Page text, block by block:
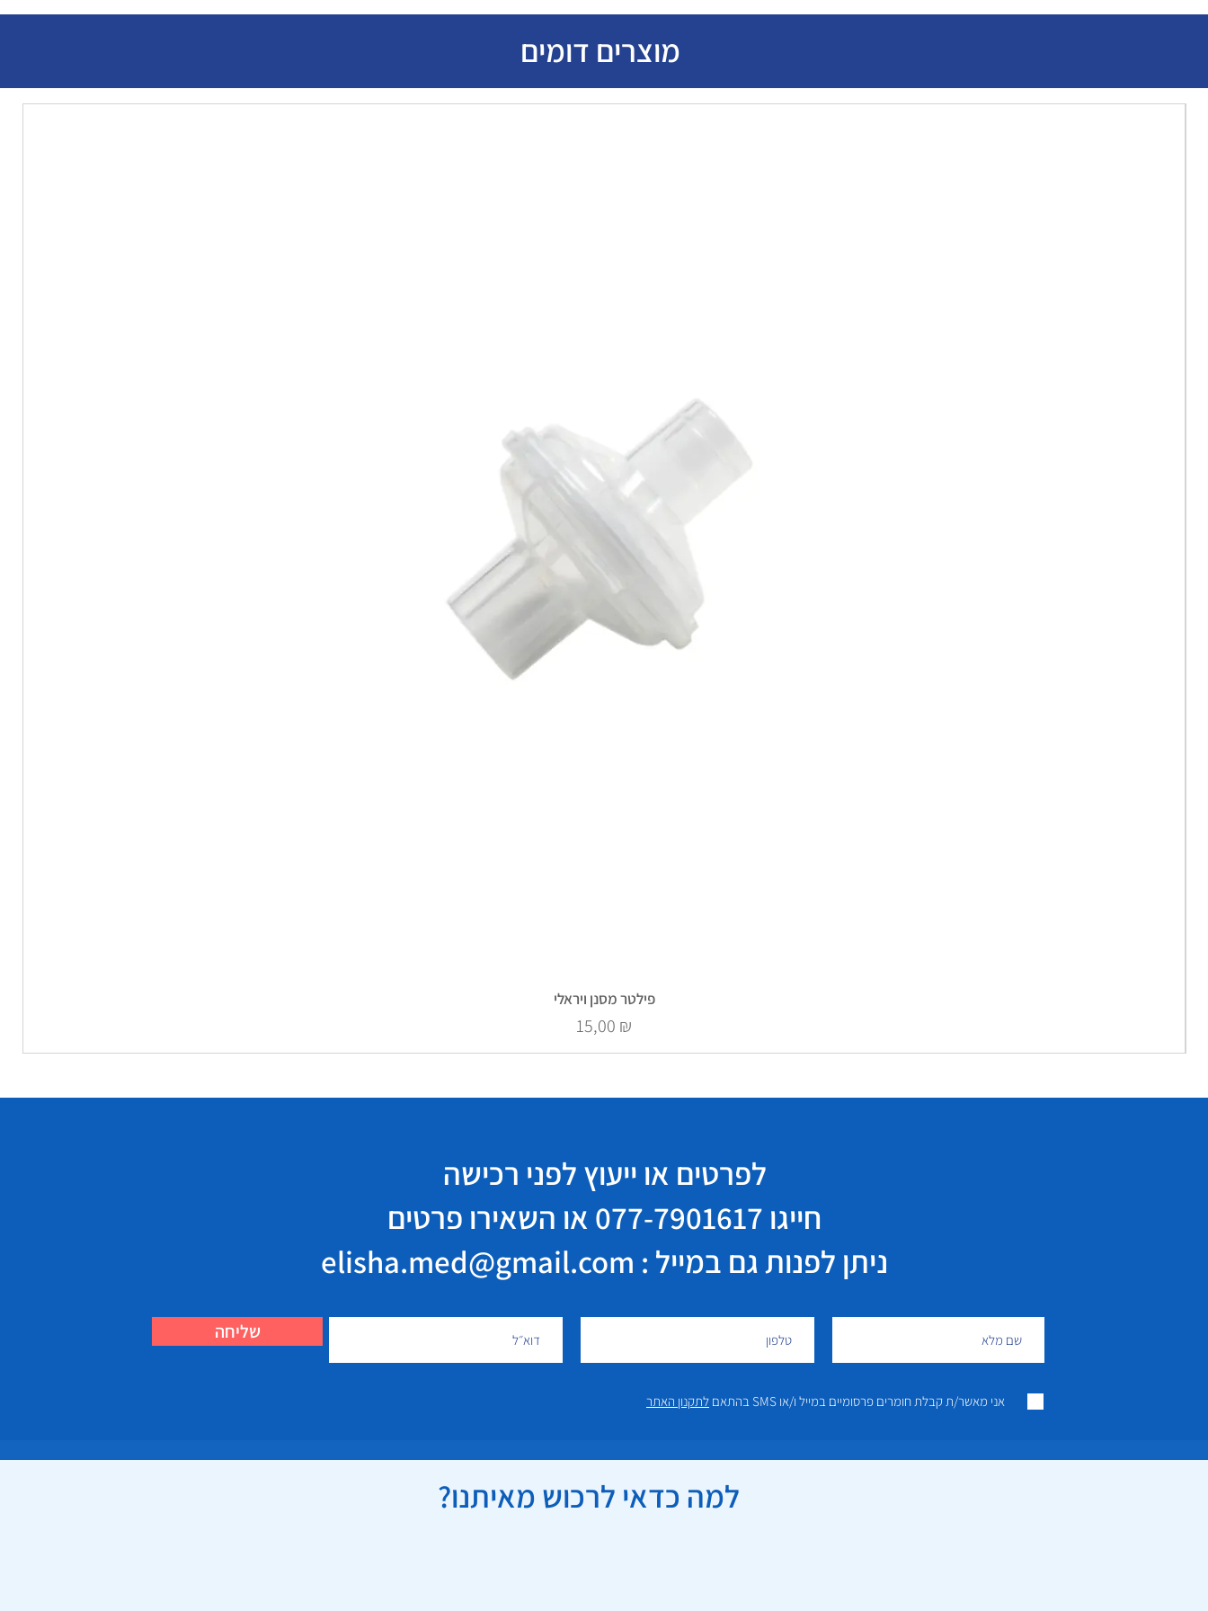
מוצרים דומים
פילטר מסנן ויראלי
Prix
15,00 ₪
לפרטים או ייעוץ לפני רכישה
חייגו 077-7901617 או השאירו פרטים
ניתן לפנות גם במייל : elisha.med@gmail.com
שליחה
אני מאשר/ת קבלת חומרים פרסומיים במייל ו/או SMS בהתאם לתקנון האתר
למה כדאי לרכוש מאיתנו?